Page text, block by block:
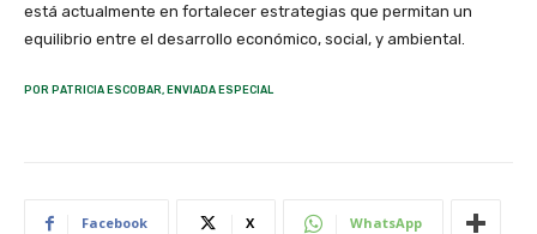
POR PATRICIA ESCOBAR, ENVIADA ESPECIAL
Facebook X WhatsApp